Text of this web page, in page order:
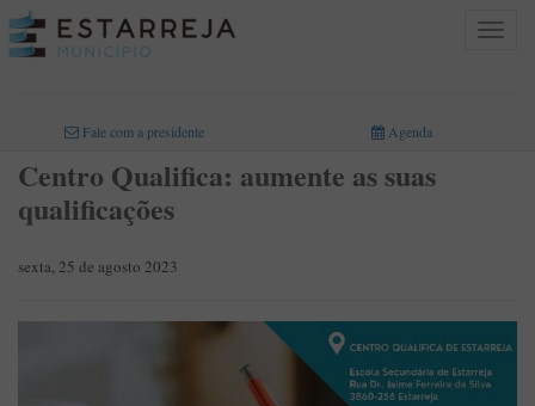
Toggle
Fale com a presidente Agenda
Centro Qualifica: aumente as suas
qualificações
sexta, 25 de agosto 2023